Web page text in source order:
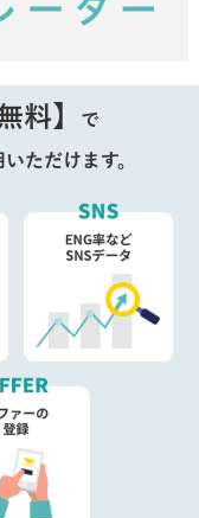
料】 で
ただけます。